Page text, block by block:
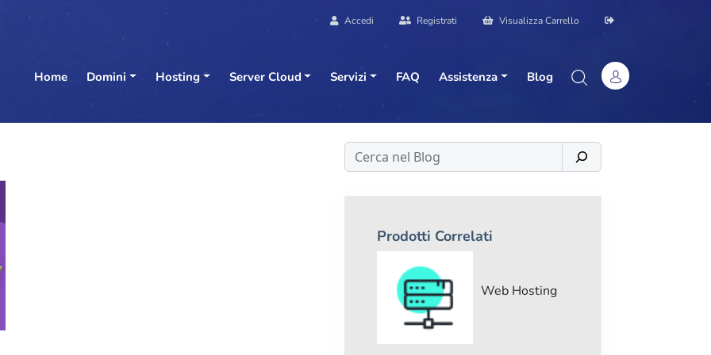
Accedi Registrati Visualizza Carrello
Home Domini Hosting Server Cloud Servizi FAQ Assistenza Blog
Cerca
Prodotti Correlati
Web Hosting